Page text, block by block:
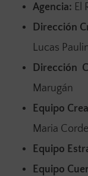
Agencia: El
Dirección
Lucas
Dirección
Marugán
Equipo
Maria
Equipo
Equipo